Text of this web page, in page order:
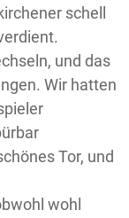
schell
und das
Wir hatten
Tor, und
wohl